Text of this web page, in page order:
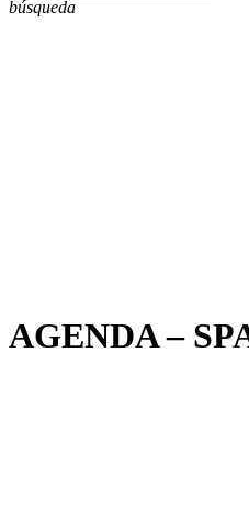
búsqueda
AGENDA –